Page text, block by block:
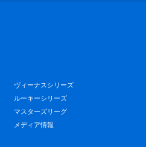
ヴィーナスシリーズ
ルーキーシリーズ
マスターズリーグ
メディア情報